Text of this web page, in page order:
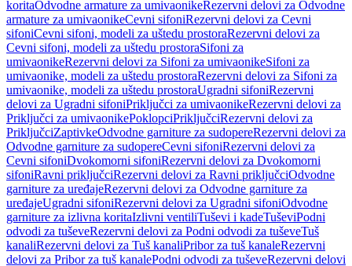
koritaOdvodne armature za umivaonikeRezervni delovi za Odvodne
armature za umivaonikeCevni sifoniRezervni delovi za Cevni
sifoniCevni sifoni, modeli za uštedu prostoraRezervni delovi za
Cevni sifoni, modeli za uštedu prostoraSifoni za
umivaonikeRezervni delovi za Sifoni za umivaonikeSifoni za
umivaonike, modeli za uštedu prostoraRezervni delovi za Sifoni za
umivaonike, modeli za uštedu prostoraUgradni sifoniRezervni
delovi za Ugradni sifoniPriključci za umivaonikeRezervni delovi za
Priključci za umivaonikePoklopciPriključciRezervni delovi za
PriključciZaptivkeOdvodne garniture za sudopereRezervni delovi za
Odvodne garniture za sudopereCevni sifoniRezervni delovi za
Cevni sifoniDvokomorni sifoniRezervni delovi za Dvokomorni
sifoniRavni priključciRezervni delovi za Ravni priključciOdvodne
garniture za uređajeRezervni delovi za Odvodne garniture za
uređajeUgradni sifoniRezervni delovi za Ugradni sifoniOdvodne
garniture za izlivna koritaIzlivni ventiliTuševi i kadeTuševiPodni
odvodi za tuševeRezervni delovi za Podni odvodi za tuševeTuš
kanaliRezervni delovi za Tuš kanaliPribor za tuš kanaleRezervni
delovi za Pribor za tuš kanalePodni odvodi za tuševeRezervni delovi